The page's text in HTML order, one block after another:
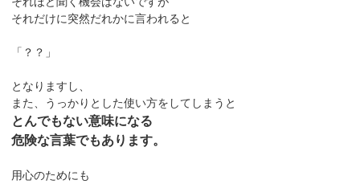
それだけに突然だれかに言われると
「？？」
となりますし、
また、うっかりとした使い方をしてしまうと
とんでもない意味になる
危険な言葉でもあります。
用心のためにも